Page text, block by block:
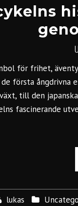
för frihet,
första ångdrivna
till den
fascinerande
lukas